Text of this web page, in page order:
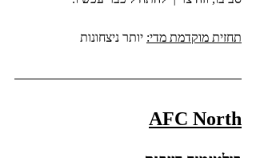
תחזית מוקדמת מדי: יותר ניצחונות
AFC North